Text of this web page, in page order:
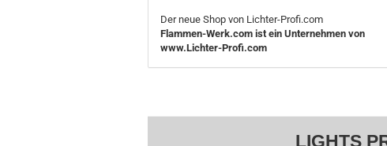
Der neue Shop von Lichter-Profi.com
Flammen-Werk.com ist ein Unternehmen von
www.Lichter-Profi.com
LIGHTS